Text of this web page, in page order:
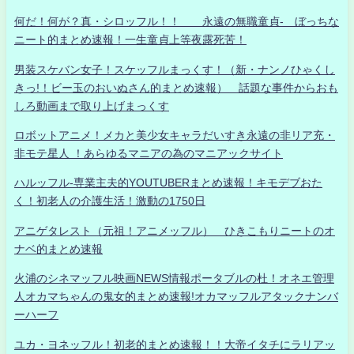
何だ！何が？真・シロッフル！！ 永遠の無職童貞- ぼっちな
ニート的まとめ速報！一生童貞上等夜露死苦！
男装スケバン女子！スケッフルまっくす！（新・ナンノひゃくし
きっ!！ビー玉のおいぬさん的まとめ速報） 話題な事件からおも
しろ動画まで取り上げまっくす
ロボットアニメ！メカと美少女キャラだいすき永遠の非リア充・
非モテ星人 ！あらゆるマニアの為のマニアックサイト
ハルッフル-専業主夫的YOUTUBERまとめ速報！キモデブおた
く！初老人の介護生活！激動の1750日
アニゲタレスト（元祖！アニメッフル） ひきこもりニートのオ
ナベ的まとめ速報
火浦のシネマッフル映画NEWS情報ポータブルの杜！オネエ管理
人オカマちゃんの鬼女的まとめ速報!オカマッフルアタックナンバ
ーハーフ
ユカ・ヨネッフル！初老的まとめ速報！！大帝イタチにラリアッ